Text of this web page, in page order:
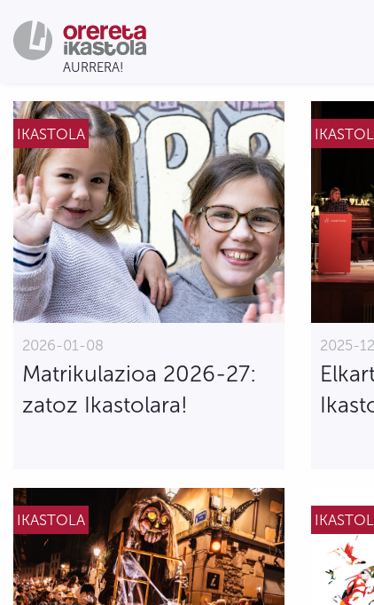
IKASTOLA
2026-01-08
Matrikulazioa 2026-27:
zatoz Ikastolara!
2025-
IKASTOLA